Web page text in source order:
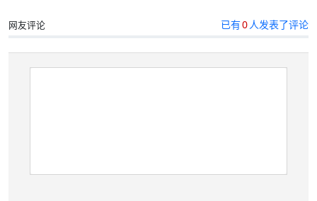
网友评论 已有0人发表了评论